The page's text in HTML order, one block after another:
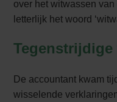
over het witwassen
letterlijk het woord
De accountant kwam
wisselende